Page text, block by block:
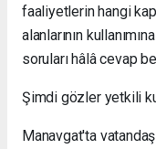
faaliyetlerin hangi
alanlarının
soruları hâlâ cevap
Şimdi gözler yetkili
Manavgat'ta